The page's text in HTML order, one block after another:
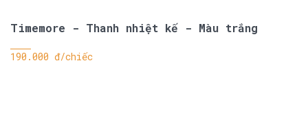
Timemore - Thanh nhiệt kế - Màu trắng
190.000 đ/chiếc